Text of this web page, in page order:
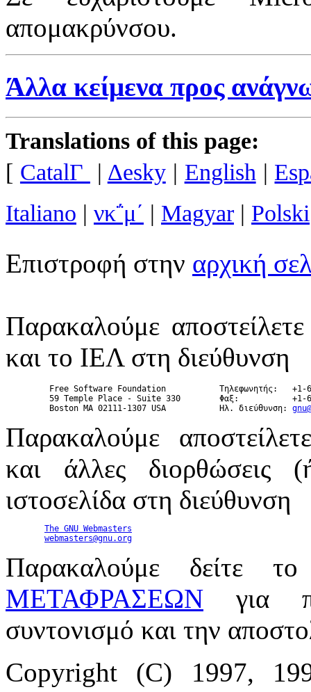
απομακρύνσου.
Άλλα κείμενα προς
Translations of this page:
[ CatalΓ | Δesky | English |
Italiano | νκ΅­μ΄ | Magyar | Polski
Επιστροφή στην αρχική
Παρακαλούμε
και το ΙΕΛ στη διεύθυνση
Free Software Foundation           Τηλεφωνητής:   +1-
59 Temple Place - Suite 330        Φαξ:           +1-
         Boston MA 02111-1307 USA           Ηλ. διεύθυνση:
Παρακαλούμε
και άλλες διορθώσεις
ιστοσελίδα στη διεύθυνση
The GNU Webmasters
webmasters@gnu.org
Παρακαλούμε δείτε
ΜΕΤΑΦΡΑΣΕΩΝ για
συντονισμό και την
Copyright (C) 1997,